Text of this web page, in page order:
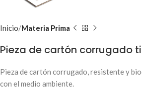
Inicio Materia Prima
Pieza de cartón corrugado
Pieza de cartón corrugado, resistente y
con el medio ambiente.